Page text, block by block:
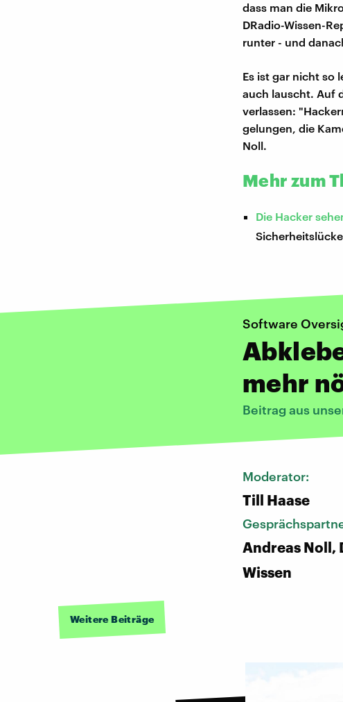
dass man die
DRadio-Wissen-
runter - und
Es ist gar nicht so
auch lauscht. Auf
verlassen:
gelungen, die
Noll.
Mehr zum
Die Hacker
Sicherheitslücke
Software
mehr
Beitrag aus
Moderator:
Till Haase
Andreas Noll,
Wissen
Weitere Beiträge